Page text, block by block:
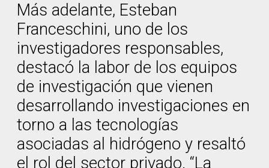
Más adelante, Esteban
Franceschini, uno de los
investigadores responsables,
destacó la labor de los equipos
de investigación que vienen
desarrollando investigaciones en
torno a las tecnologías
asociadas al hidrógeno y resaltó
el rol del sector privado. “La